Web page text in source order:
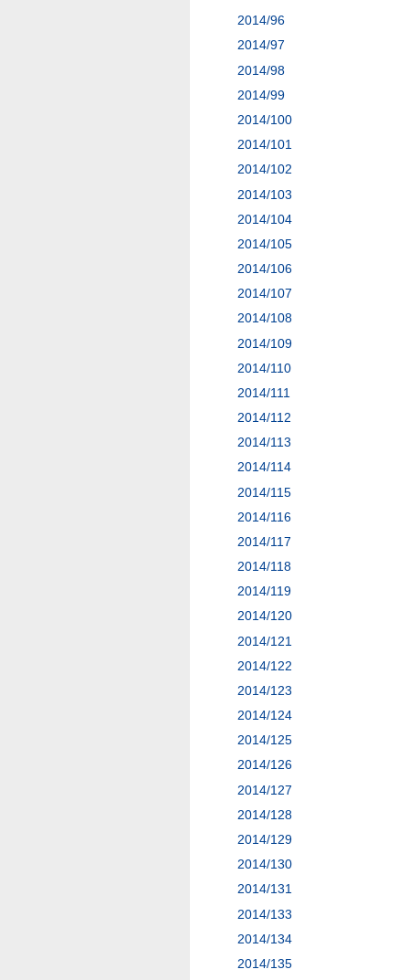
2014/96
2014/97
2014/98
2014/99
2014/100
2014/101
2014/102
2014/103
2014/104
2014/105
2014/106
2014/107
2014/108
2014/109
2014/110
2014/111
2014/112
2014/113
2014/114
2014/115
2014/116
2014/117
2014/118
2014/119
2014/120
2014/121
2014/122
2014/123
2014/124
2014/125
2014/126
2014/127
2014/128
2014/129
2014/130
2014/131
2014/133
2014/134
2014/135